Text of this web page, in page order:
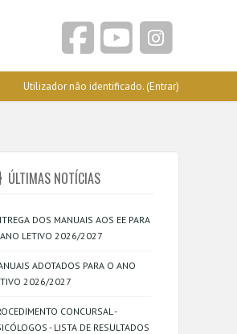
Utilizador não identificado. (Entrar)
ÚLTIMAS NOTÍCIAS
DOS MANUAIS AOS EE PARA
LETIVO 2026/2027
ADOTADOS PARA O ANO
2026/2027
CONCURSAL -
- LISTA DE RESULTADOS